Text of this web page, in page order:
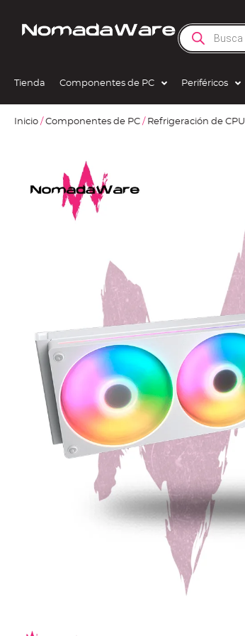
Tienda Componentes de PC Periféricos
Inicio / Componentes de PC / Refrigeración de CPU